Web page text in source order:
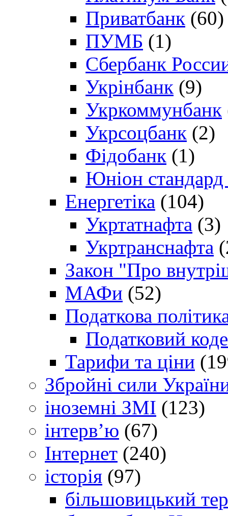
Приватбанк (60)
ПУМБ (1)
Сбербанк
Укрінбанк (9)
Укркоммунбанк
Укрсоцбанк (2)
Фідобанк (1)
Юніон стандард
Енергетіка (104)
Укртатнафта (3)
Укртранснафта
Закон "Про
МАФи (52)
Податкова
Податковий
Тарифи та ціни
Збройні сили
іноземні ЗМІ (123)
інтерв’ю (67)
Інтернет (240)
історія (97)
більшовицький